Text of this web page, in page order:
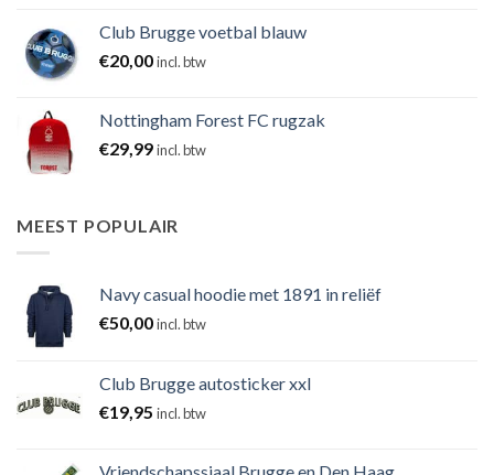
Club Brugge voetbal blauw
€20,00incl. btw
Nottingham Forest FC rugzak
€29,99incl. btw
MEEST POPULAIR
Navy casual hoodie met 1891 in reliëf
€50,00incl. btw
Club Brugge autosticker xxl
€19,95 incl. btw